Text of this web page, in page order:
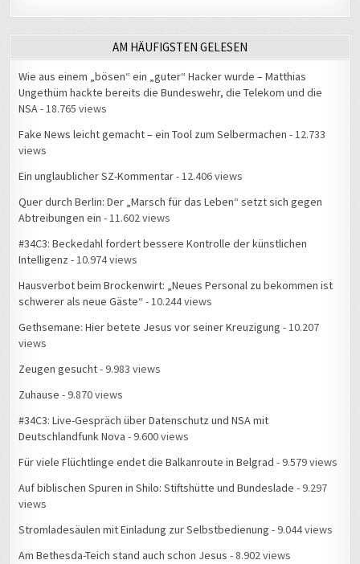
AM HÄUFIGSTEN GELESEN
Wie aus einem „bösen“ ein „guter“ Hacker wurde – Matthias
Ungethüm hackte bereits die Bundeswehr, die Telekom und die
NSA- 18.765 views
Fake News leicht gemacht – ein Tool zum Selbermachen - 12.733
views
Ein unglaublicher SZ-Kommentar- 12.406 views
Quer durch Berlin: Der „Marsch für das Leben“ setzt sich gegen
Abtreibungen ein - 11.602 views
#34C3: Beckedahl fordert bessere Kontrolle der künstlichen
Intelligenz - 10.974 views
Hausverbot beim Brockenwirt: „Neues Personal zu bekommen ist
schwerer als neue Gäste“ - 10.244 views
Gethsemane: Hier betete Jesus vor seiner Kreuzigung - 10.207
views
Zeugen gesucht- 9.983 views
Zuhause - 9.870 views
#34C3: Live-Gespräch über Datenschutz und NSA mit
Deutschlandfunk Nova - 9.600 views
Für viele Flüchtlinge endet die Balkanroute in Belgrad - 9.579 views
Auf biblischen Spuren in Shilo: Stiftshütte und Bundeslade - 9.297
views
Stromladesäulen mit Einladung zur Selbstbedienung - 9.044 views
Am Bethesda-Teich stand auch schon Jesus - 8.902 views